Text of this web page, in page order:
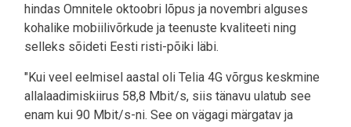
hindas Omnitele oktoobri lõpus ja novembri alguses
kohalike mobiilivõrkude ja teenuste kvaliteeti ning
selleks sõideti Eesti risti-põiki läbi.
"Kui veel eelmisel aastal oli Telia 4G võrgus keskmine
allalaadimiskiirus 58,8 Mbit/s, siis tänavu ulatub see
enam kui 90 Mbit/s-ni. See on vägagi märgatav ja